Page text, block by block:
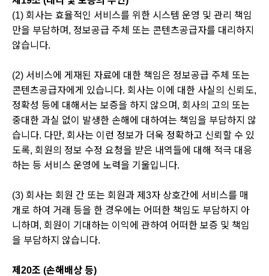
(1) 회사는 효율적인 서비스를 위한 시스템 운영 및 관리 책임
만을 부담하며, 정보공급 주체 또는 콘텐츠공급자를 대리하지
않습니다.
(2) 서비스에 게재된 자료에 대한 책임은 정보공급 주체 또는
콘텐츠공급자에게 있습니다. 회사는 이에 대한 사실의 신뢰도,
정확성 등에 대해서는 보증을 하지 않으며, 회사의 고의 또는
중대한 과실 없이 발생한 손해에 대하여는 책임을 부담하지 않
습니다. 다만, 회사는 이런 정보가 더욱 정확하고 신뢰할 수 있
도록, 회원의 정보 수정 요청을 받은 내역들에 대해 적극 대응
하는 등 서비스 운영에 노력을 기울입니다.
(3) 회사는 회원 간 또는 회원과 제3자 상호간에 서비스를 매
개로 하여 거래 등을 한 경우에는 어떠한 책임도 부담하지 아
니하며, 회원이 기대하는 이익에 관하여 어떠한 보증 및 책임
을 부담하지 않습니다.
제20조 (손해배상 등)